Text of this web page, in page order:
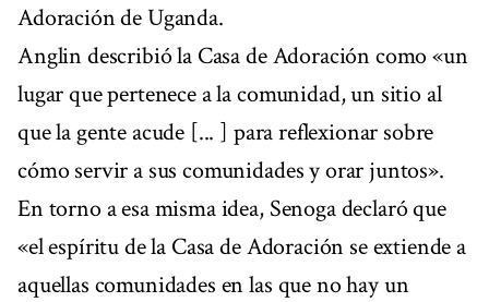
Adoración de Uganda.
Anglin describió la Casa de Adoración como «un
lugar que pertenece a la comunidad, un sitio al
que la gente acude [... ] para reflexionar sobre
cómo servir a sus comunidades y orar juntos».
En torno a esa misma idea, Senoga declaró que
«el espíritu de la Casa de Adoración se extiende a
aquellas comunidades en las que no hay un